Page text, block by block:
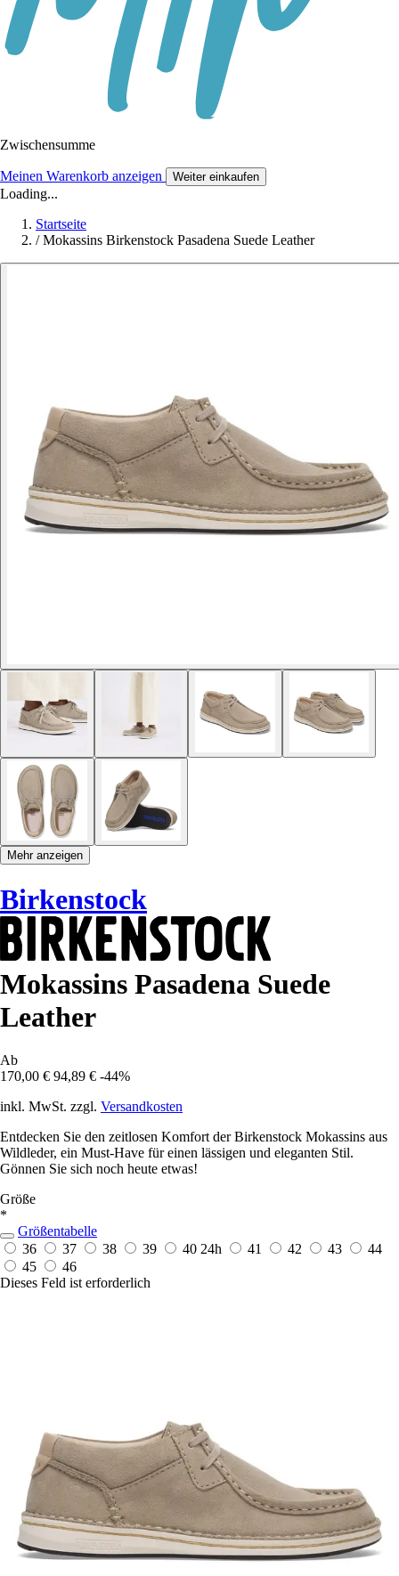
Zwischensumme
Meinen Warenkorb anzeigen Weiter einkaufen
Loading...
Startseite
/ Mokassins Birkenstock Pasadena Suede Leather
Mehr anzeigen
Birkenstock
Mokassins Pasadena Suede
Leather
Ab
170,00 € 94,89 € -44%
inkl. MwSt. zzgl. Versandkosten
Entdecken Sie den zeitlosen Komfort der Birkenstock Mokassins aus
Wildleder, ein Must-Have für einen lässigen und eleganten Stil.
Gönnen Sie sich noch heute etwas!
Größe
*
Größentabelle
36
37 38 39 40 24h 41 42 43
44
45
46
Dieses Feld ist erforderlich